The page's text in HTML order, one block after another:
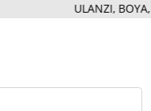
ULANZI,